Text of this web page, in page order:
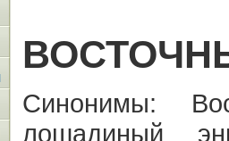
Синонимы:
лошадиный